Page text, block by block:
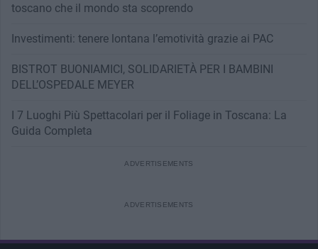
toscano che il mondo sta scoprendo
Investimenti: tenere lontana l’emotività grazie ai PAC
BISTROT BUONIAMICI, SOLIDARIETÀ PER I BAMBINI
DELL’OSPEDALE MEYER
I 7 Luoghi Più Spettacolari per il Foliage in Toscana: La
Guida Completa